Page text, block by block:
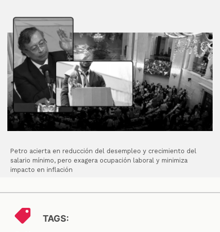
Petro acierta en reducción del desempleo y crecimiento del
salario mínimo, pero exagera ocupación laboral y minimiza
impacto en inflación
TAGS: